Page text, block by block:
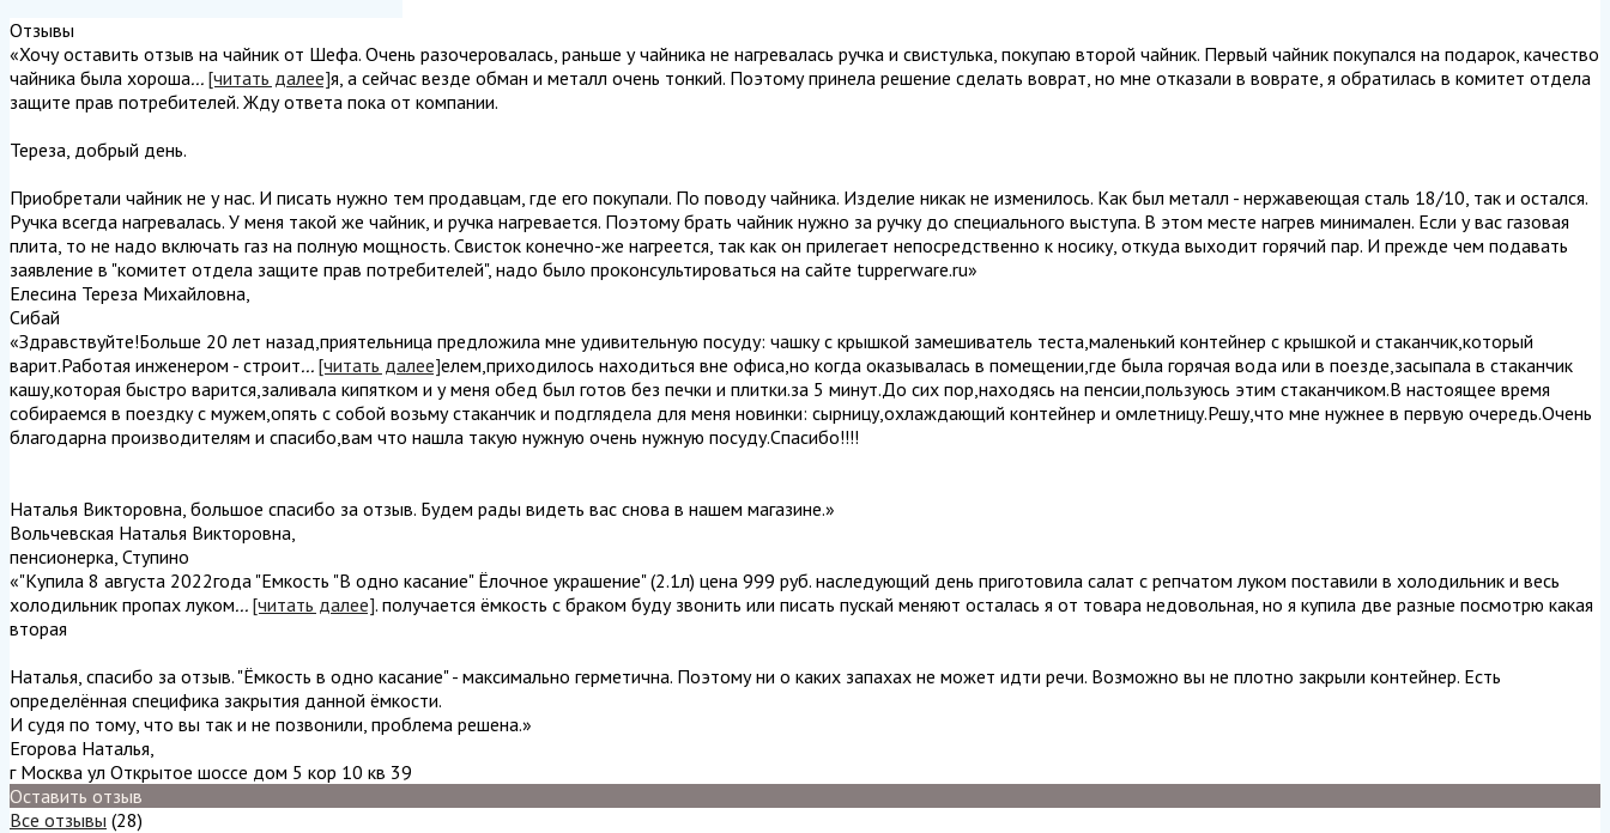
Отзывы
«Хочу оставить отзыв на чайник от Шефа. Очень разочеровалась, раньше у чайника не нагревалась ручка и свистулька, покупаю второй чайник. Первый чайник покупался на подарок, качество
чайника была хороша... [читать далее]я, а сейчас везде обман и металл очень тонкий. Поэтому принела решение сделать воврат, но мне отказали в воврате, я обратилась в комитет отдела
защите прав потребителей. Жду ответа пока от компании.
Тереза, добрый день.
Приобретали чайник не у нас. И писать нужно тем продавцам, где его покупали. По поводу чайника. Изделие никак не изменилось. Как был металл - нержавеющая сталь 18/10, так и остался.
Ручка всегда нагревалась. У меня такой же чайник, и ручка нагревается. Поэтому брать чайник нужно за ручку до специального выступа. В этом месте нагрев минимален. Если у вас газовая
плита, то не надо включать газ на полную мощность. Свисток конечно-же нагреется, так как он прилегает непосредственно к носику, откуда выходит горячий пар. И прежде чем подавать
заявление в "комитет отдела защите прав потребителей", надо было проконсультироваться на сайте tupperware.ru»
Елесина Тереза Михайловна,
Сибай
«Здравствуйте!Больше 20 лет назад,приятельница предложила мне удивительную посуду: чашку с крышкой замешиватель теста,маленький контейнер с крышкой и стаканчик,который
варит.Работая инженером - строит... [читать далее]елем,приходилось находиться вне офиса,но когда оказывалась в помещении,где была горячая вода или в поезде,засыпала в стаканчик
кашу,которая быстро варится,заливала кипятком и у меня обед был готов без печки и плитки.за 5 минут.До сих пор,находясь на пенсии,пользуюсь этим стаканчиком.В настоящее время
собираемся в поездку с мужем,опять с собой возьму стаканчик и подглядела для меня новинки: сырницу,охлаждающий контейнер и омлетницу.Решу,что мне нужнее в первую очередь.Очень
благодарна производителям и спасибо,вам что нашла такую нужную очень нужную посуду.Спасибо!!!!
Наталья Викторовна, большое спасибо за отзыв. Будем рады видеть вас снова в нашем магазине.»
Вольчевская Наталья Викторовна,
пенсионерка, Ступино
«"Купила 8 августа 2022года "Емкость "В одно касание" Ёлочное украшение" (2.1л) цена 999 руб. наследующий день приготовила салат с репчатом луком поставили в холодильник и весь
холодильник пропах луком... [читать далее]. получается ёмкость с браком буду звонить или писать пускай меняют осталась я от товара недовольная, но я купила две разные посмотрю какая
вторая
Наталья, спасибо за отзыв. "Ёмкость в одно касание" - максимально герметична. Поэтому ни о каких запахах не может идти речи. Возможно вы не плотно закрыли контейнер. Есть
определённая специфика закрытия данной ёмкости.
И судя по тому, что вы так и не позвонили, проблема решена.»
Егорова Наталья,
г Москва ул Открытое шоссе дом 5 кор 10 кв 39
Оставить отзыв
Все отзывы (28)